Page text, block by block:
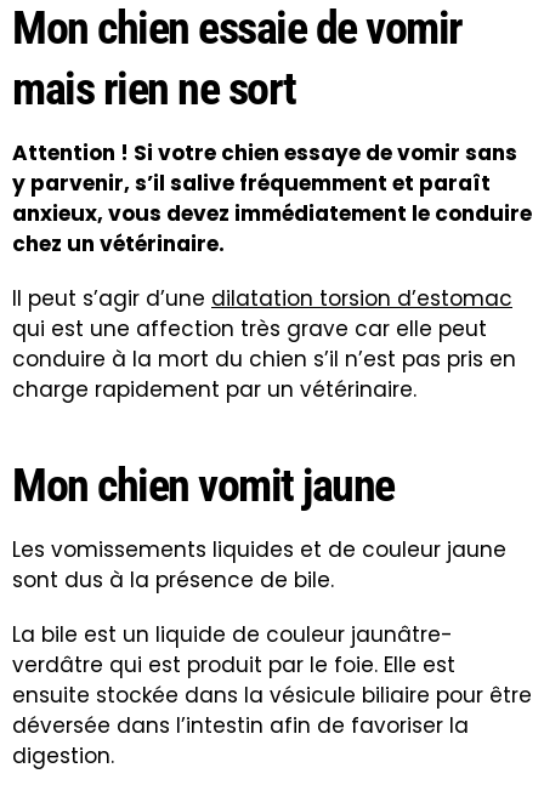
Mon chien essaie de vomir
mais rien ne sort
Attention ! Si votre chien essaye de vomir sans
y parvenir, s’il salive fréquemment et paraît
anxieux, vous devez immédiatement le conduire
chez un vétérinaire.
Il peut s’agir d’une dilatation torsion d’estomac
qui est une affection très grave car elle peut
conduire à la mort du chien s’il n’est pas pris en
charge rapidement par un vétérinaire.
Mon chien vomit jaune
Les vomissements liquides et de couleur jaune
sont dus à la présence de bile.
La bile est un liquide de couleur jaunâtre-
verdâtre qui est produit par le foie. Elle est
ensuite stockée dans la vésicule biliaire pour être
déversée dans l’intestin afin de favoriser la
digestion.